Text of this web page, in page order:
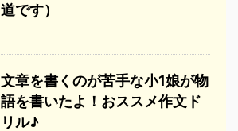
道です）
文章を書くのが苦手な小1娘が物
語を書いたよ！おススメ作文ド
リル♪